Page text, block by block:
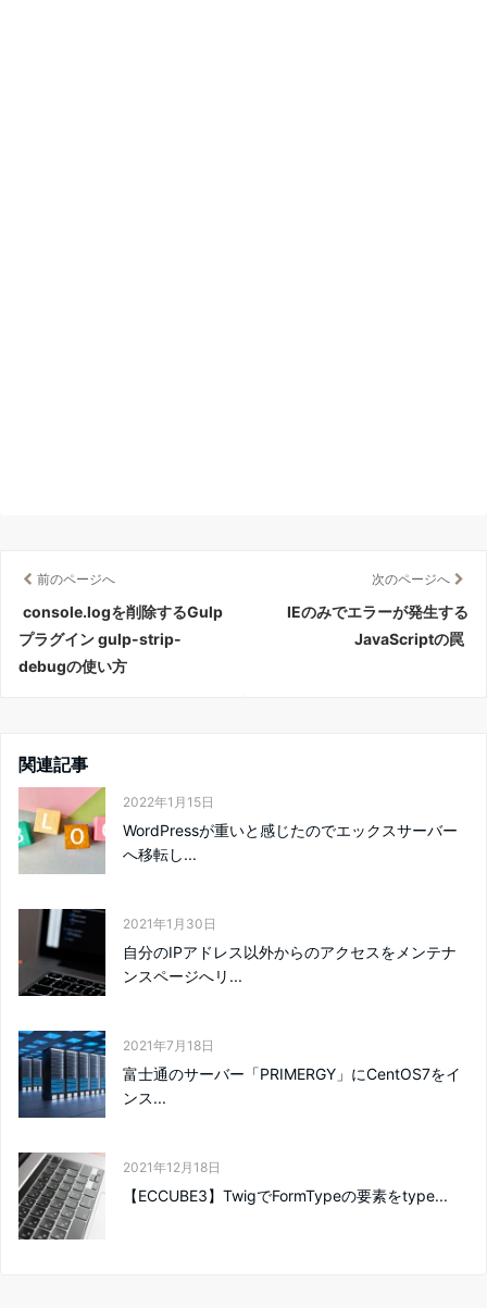
前のページへ
console.logを削除するGulp
プラグイン gulp-strip-
debugの使い方
次のページへ
IEのみでエラーが発生する
JavaScriptの罠
関連記事
2022年1月15日
WordPressが重いと感じたのでエックスサーバー
へ移転し...
2021年1月30日
自分のIPアドレス以外からのアクセスをメンテナ
ンスページへリ...
2021年7月18日
富士通のサーバー「PRIMERGY」にCentOS7をイ
ンス...
2021年12月18日
【ECCUBE3】TwigでFormTypeの要素をtype...